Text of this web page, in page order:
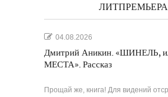
ЛИТПРЕМЬЕРА
04.08.2026
Дмитрий Аникин. «ШИНЕЛЬ,
МЕСТА». Рассказ
Прощай же, книга! Для видений